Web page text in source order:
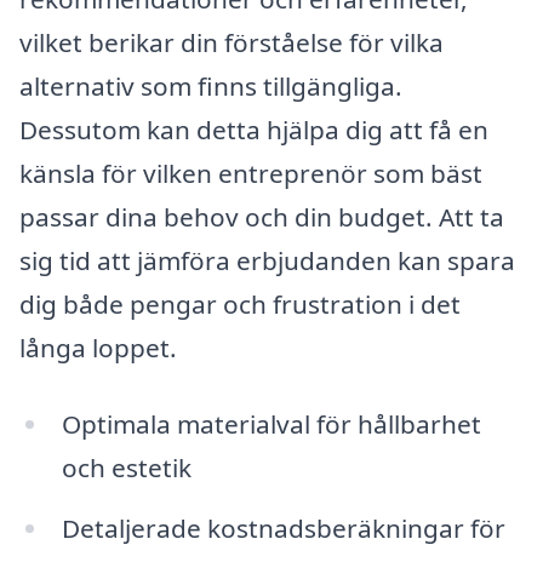
vilket berikar din förståelse för vilka
alternativ som finns tillgängliga.
Dessutom kan detta hjälpa dig att få en
känsla för vilken entreprenör som bäst
passar dina behov och din budget. Att ta
sig tid att jämföra erbjudanden kan spara
dig både pengar och frustration i det
långa loppet.
Optimala materialval för hållbarhet
och estetik
Detaljerade kostnadsberäkningar för